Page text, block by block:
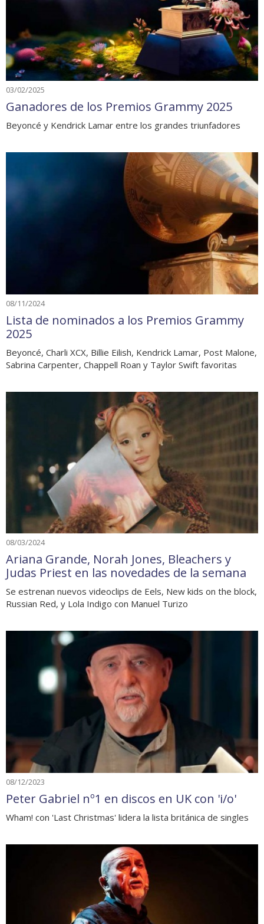
03/02/2025
Ganadores de los Premios Grammy 2025
Beyoncé y Kendrick Lamar entre los grandes triunfadores
08/11/2024
Lista de nominados a los Premios Grammy
2025
Beyoncé, Charli XCX, Billie Eilish, Kendrick Lamar, Post Malone,
Sabrina Carpenter, Chappell Roan y Taylor Swift favoritas
08/03/2024
Ariana Grande, Norah Jones, Bleachers y
Judas Priest en las novedades de la semana
Se estrenan nuevos videoclips de Eels, New kids on the block,
Russian Red, y Lola Indigo con Manuel Turizo
08/12/2023
Peter Gabriel nº1 en discos en UK con 'i/o'
Wham! con 'Last Christmas' lidera la lista británica de singles